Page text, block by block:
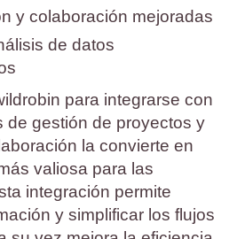
y colaboración mejoradas
de datos
para integrarse con
de gestión de proyectos y
la convierte en
valiosa para las
integración permite
y simplificar los flujos